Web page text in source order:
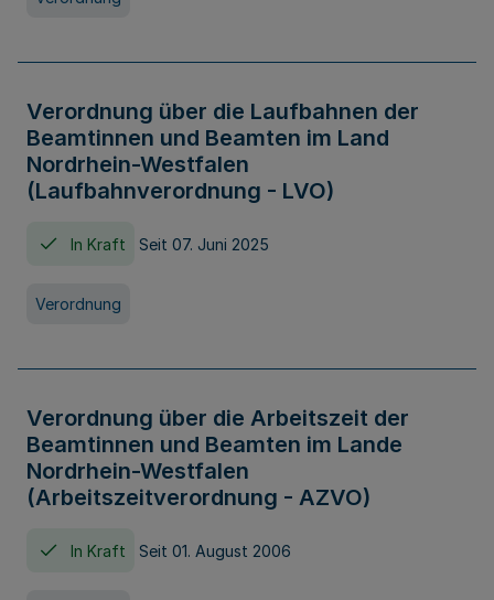
Verordnung über die Laufbahnen der
Beamtinnen und Beamten im Land
Nordrhein-Westfalen
(Laufbahnverordnung - LVO)
In Kraft Seit 07. Juni 2025
Verordnung
Verordnung über die Arbeitszeit der
Beamtinnen und Beamten im Lande
Nordrhein-Westfalen
(Arbeitszeitverordnung - AZVO)
In Kraft Seit 01. August 2006